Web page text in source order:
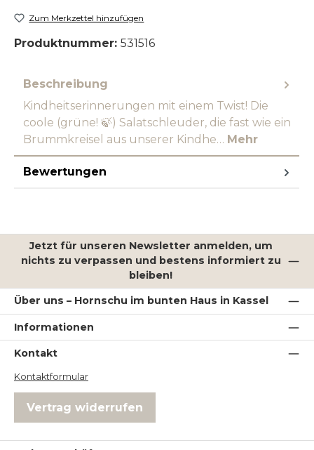
Zum Merkzettel hinzufügen
Produktnummer: 531516
Beschreibung
Kindheitserinnerungen mit einem Twist! Die
coole (grüne! 🍃) Salatschleuder, die fast wie ein
Brummkreisel aus unserer Kindhe… Mehr
Bewertungen
Jetzt für unseren Newsletter anmelden, um
nichts zu verpassen und bestens informiert zu
bleiben!
Über uns – Hornschu im bunten Haus in Kassel
Informationen
Kontakt
Kontaktformular
Vertrag widerrufen